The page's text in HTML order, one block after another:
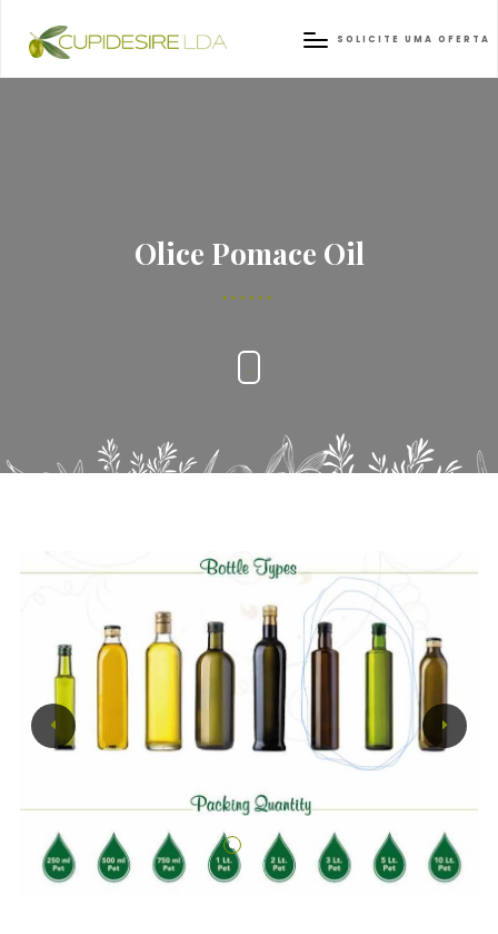
SOLICITE UMA OFERTA
Olice Pomace Oil